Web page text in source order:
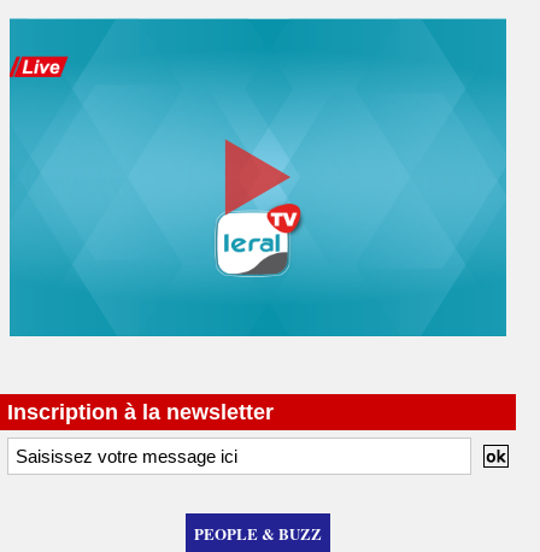
Inscription à la newsletter
PEOPLE & BUZZ